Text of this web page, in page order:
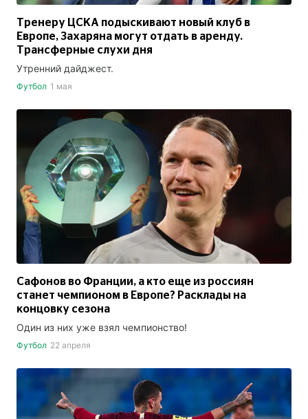
Тренеру ЦСКА подыскивают новый клуб в
Европе, Захаряна могут отдать в аренду.
Трансферные слухи дня
Утренний дайджест.
Футбол 1 мая
Сафонов во Франции, а кто еще из россиян
станет чемпионом в Европе? Расклады на
концовку сезона
Один из них уже взял чемпионство!
Футбол 22 апреля